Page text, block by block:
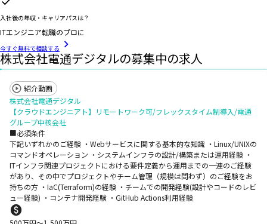
入社後の年収・キャリアパスは？
ITエンジニア転職のプロに
今すぐ無料で相談する
株式会社電通デジタルの募集中の求人
紹介動画
株式会社電通デジタル
【クラウドエンジニアト】リモートワーク可/フレックスタイム制導入/電通
グループ中核会社
■必須条件
下記いずれかのご経験 ・Webサービスに関する基本的な知識 ・Linux/UNIXの
コマンドオペレーション ・システムインフラの設計/構築または運用経験 ・
ITインフラ関連プロジェクトにおける要件定義から運用までの一連のご経験
があり、その中でプロジェクトやチーム管理（規模は問わず）のご経験をお
持ちの方 ・IaC(Terraform)の経験 ・チームでの開発経験(設計やコードのレビ
ュー経験) ・コンテナ開発経験 ・GitHub Actions利用経験